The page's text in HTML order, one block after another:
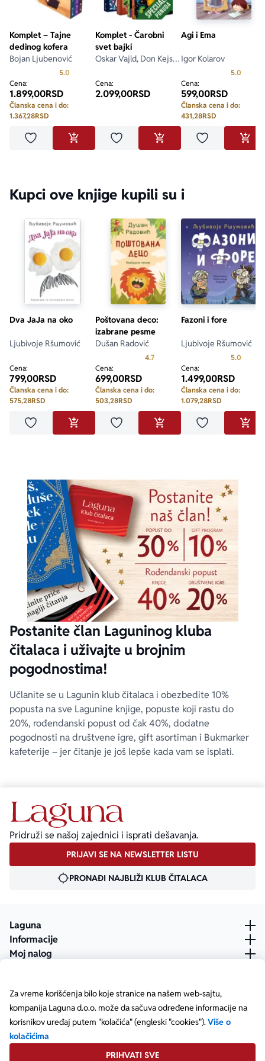
Za vreme korišćenja bilo koje stranice na našem web-sajtu,
kompanija Laguna d.o.o. može da sačuva određene informacije na
korisnikov uređaj putem "kolačića" (engleski "cookies").Više o
kolačićima
PRIHVATI SVE
Komplet – Tajne
dedinog kofera
Bojan Ljubenović
5.0
Cena:
1.899,00RSD
Članska cena i do:
1.367,28RSD
Dodaj u omiljeneDODAJ U KORPU
Komplet - Čarobni
svet bajki
Oskar Vajld, Don Kejsi,
Cena:
2.099,00RSD
Dodaj u omiljeneDODAJ U KORPU
Agi i Ema
Igor Kolarov
5.0
Cena:
599,00RSD
Članska cena i do:
431,28RSD
Dodaj u
Kupci ove knjige kupili su i
Dva JaJa na oko
Ljubivoje Ršumović
Cena:
799,00RSD
Članska cena i do:
575,28RSD
Dodaj u omiljeneDODAJ U KORPU
Poštovana deco:
izabrane pesme
Dušan Radović
4.7Prosecna ocena je 4.7 od 5
Cena:
699,00RSD
Članska cena i do:
503,28RSD
Dodaj u omiljeneDODAJ U KORPU
Fazoni i fore
Ljubivoje Ršumović
5.0
Cena:
1.499,00RSD
Članska cena i do:
1.079,28RSD
Dodaj u
Postanite član Laguninog kluba
čitalaca i uživajte u brojnim
pogodnostima!
Učlanite se u Lagunin klub čitalaca i obezbedite 10%
popusta na sve Lagunine knjige, popuste koji rastu do
20%, rođendanski popust od čak 40%, dodatne
pogodnosti na društvene igre, gift asortiman i Bukmarker
kafeterije – jer čitanje je još lepše kada vam se isplati.
Pridruži se našoj zajednici i isprati dešavanja.
PRIJAVI SE NA NEWSLETTER LISTU
PRONAĐI NAJBLIŽI KLUB ČITALACA
Laguna
Informacije
Moj nalog